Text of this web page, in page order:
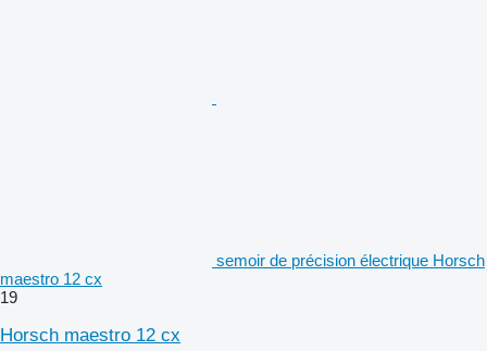
semoir de précision électrique Horsch
maestro 12 cx
19
Horsch maestro 12 cx